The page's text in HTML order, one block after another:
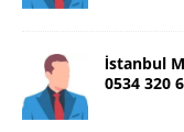
İstanbul
0534 320